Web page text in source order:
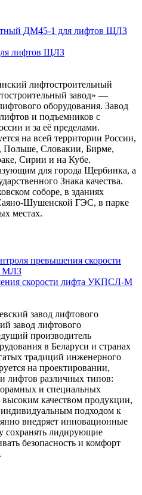
лифтов ЩЛЗ
лифтостроительный
завод» —
оборудования. Завод
и подъемников с
и за её пределами.
на всей территории России,
Польше, Словакии, Бирме,
Сирии и на Кубе.
для города Щербинка, а
Знака качества.
соборе, в зданиях
Шушенской ГЭС, в парке
местах.
скорости лифта УКПСЛ-М
завод лифтового
завод лифтового
производитель
в Беларуси и странах
традиций инженерного
на проектировании,
лифтов различных типов:
и специальных
качеством продукции,
подходом к
внедряет инновационные
сохранять лидирующие
безопасность и комфорт